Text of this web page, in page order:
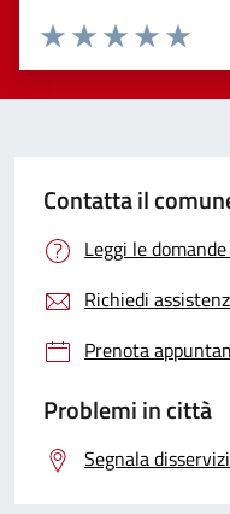
Valuta
Valuta 4
Valuta 3 stelle
Valuta 2 stelle su 5
Valuta 1 stelle su 5
Contatta il
Leggi le
Richiedi
Prenota
Problemi in città
Segnala